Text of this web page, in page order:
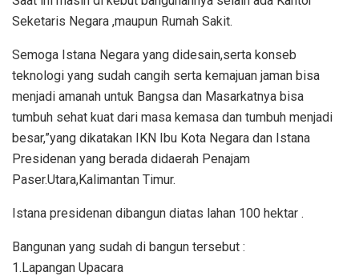
Seketaris Negara ,maupun Rumah Sakit.
Semoga Istana Negara yang didesain,serta konseb
teknologi yang sudah cangih serta kemajuan jaman bisa
menjadi amanah untuk Bangsa dan Masarkatnya bisa
tumbuh sehat kuat dari masa kemasa dan tumbuh menjadi
besar,”yang dikatakan IKN Ibu Kota Negara dan Istana
Presidenan yang berada didaerah Penajam
Paser.Utara,Kalimantan Timur.
Istana presidenan dibangun diatas lahan 100 hektar .
Bangunan yang sudah di bangun tersebut :
1.Lapangan Upacara